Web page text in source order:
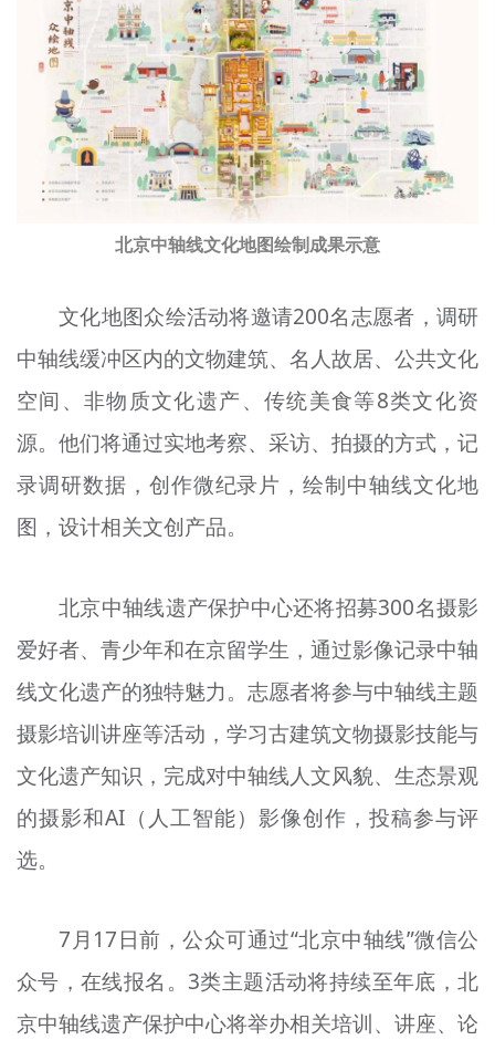
北京中轴线文化地图绘制成果示意
文化地图众绘活动将邀请200名志愿者，调研
中轴线缓冲区内的文物建筑、名人故居、公共文化
空间、非物质文化遗产、传统美食等8类文化资
源。他们将通过实地考察、采访、拍摄的方式，记
录调研数据，创作微纪录片，绘制中轴线文化地
图，设计相关文创产品。
北京中轴线遗产保护中心还将招募300名摄影
爱好者、青少年和在京留学生，通过影像记录中轴
线文化遗产的独特魅力。志愿者将参与中轴线主题
摄影培训讲座等活动，学习古建筑文物摄影技能与
文化遗产知识，完成对中轴线人文风貌、生态景观
的摄影和AI（人工智能）影像创作，投稿参与评
选。
7月17日前，公众可通过“北京中轴线”微信公
众号，在线报名。3类主题活动将持续至年底，北
京中轴线遗产保护中心将举办相关培训、讲座、论